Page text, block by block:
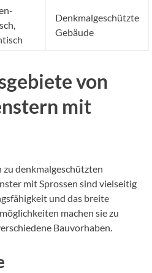
Denkmalgeschützte
Gebäude
von
mit
denkmalgeschützten
mit Sprossen sind vielseitig
und das breite
machen sie zu
Bauvorhaben.